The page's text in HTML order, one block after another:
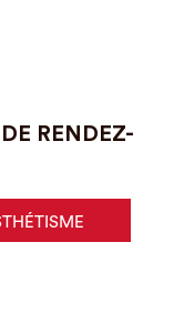
RENDEZ-